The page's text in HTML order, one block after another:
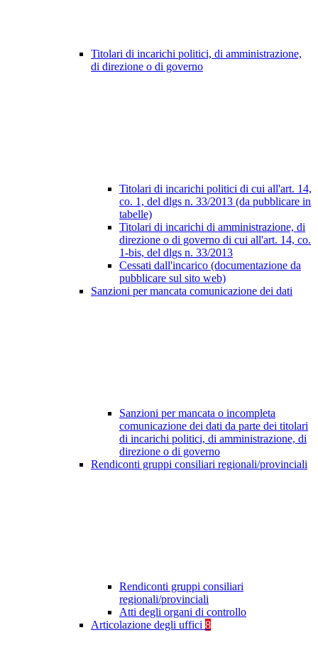
Titolari di incarichi politici, di amministrazione,
di direzione o di governo
Titolari di incarichi politici di cui all'art. 14,
co. 1, del dlgs n. 33/2013 (da pubblicare in
tabelle)
Titolari di incarichi di amministrazione, di
direzione o di governo di cui all'art. 14, co.
1-bis, del dlgs n. 33/2013
Cessati dall'incarico (documentazione da
pubblicare sul sito web)
Sanzioni per mancata comunicazione dei dati
Sanzioni per mancata o incompleta
comunicazione dei dati da parte dei titolari
di incarichi politici, di amministrazione, di
direzione o di governo
Rendiconti gruppi consiliari regionali/provinciali
Rendiconti gruppi consiliari
regionali/provinciali
Atti degli organi di controllo
Articolazione degli uffici 8